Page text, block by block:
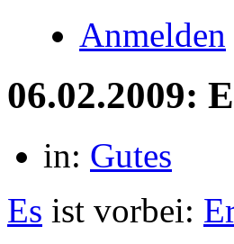
Anmelden
06.02.2009:
in: Gutes
Es ist vorbei: